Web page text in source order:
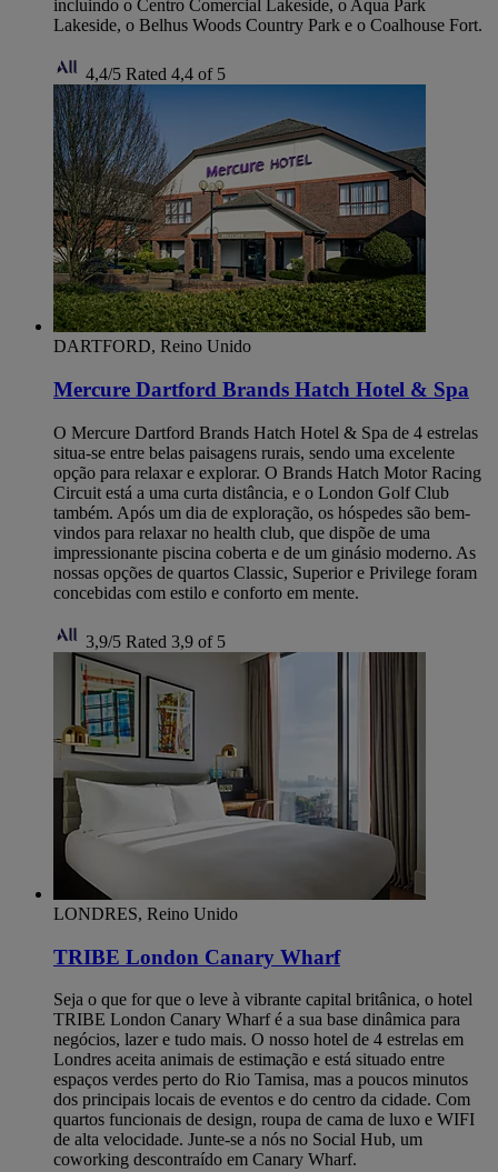
incluindo o Centro Comercial Lakeside, o Aqua Park
Lakeside, o Belhus Woods Country Park e o Coalhouse Fort.
4,4/5 Rated 4,4 of 5
DARTFORD, Reino Unido
Mercure Dartford Brands Hatch Hotel & Spa
O Mercure Dartford Brands Hatch Hotel & Spa de 4 estrelas
situa-se entre belas paisagens rurais, sendo uma excelente
opção para relaxar e explorar. O Brands Hatch Motor Racing
Circuit está a uma curta distância, e o London Golf Club
também. Após um dia de exploração, os hóspedes são bem-
vindos para relaxar no health club, que dispõe de uma
impressionante piscina coberta e de um ginásio moderno. As
nossas opções de quartos Classic, Superior e Privilege foram
concebidas com estilo e conforto em mente.
3,9/5 Rated 3,9 of 5
LONDRES, Reino Unido
TRIBE London Canary Wharf
Seja o que for que o leve à vibrante capital britânica, o hotel
TRIBE London Canary Wharf é a sua base dinâmica para
negócios, lazer e tudo mais. O nosso hotel de 4 estrelas em
Londres aceita animais de estimação e está situado entre
espaços verdes perto do Rio Tamisa, mas a poucos minutos
dos principais locais de eventos e do centro da cidade. Com
quartos funcionais de design, roupa de cama de luxo e WIFI
de alta velocidade. Junte-se a nós no Social Hub, um
coworking descontraído em Canary Wharf.